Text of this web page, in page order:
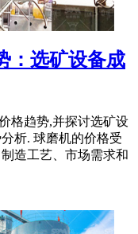
：选矿设备成
格趋势,并探讨选矿设
析. 球磨机的价格受
造工艺、市场需求和